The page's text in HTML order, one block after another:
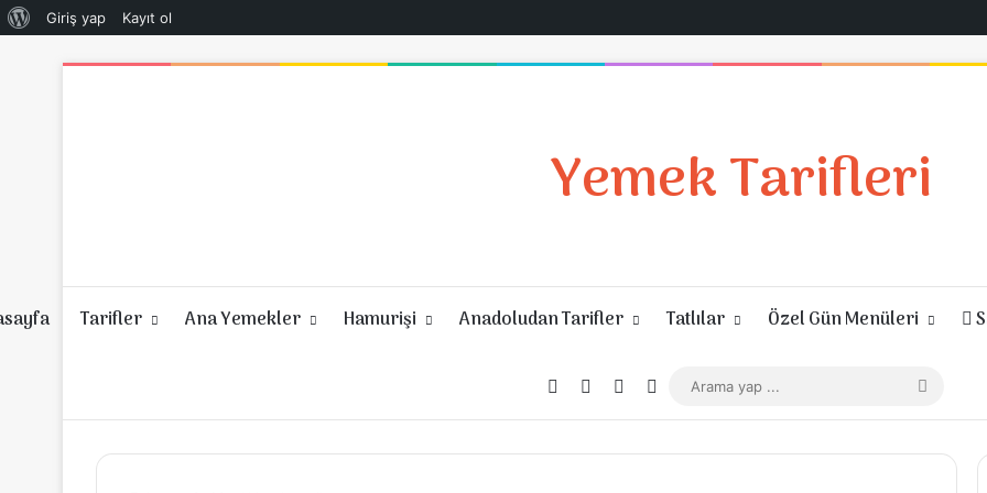
WordPress
Giriş yap Kayıt ol
Yemek Tarifleri
Tarifler Ana Yemekler Hamurişi Anadoludan Tarifler Tatlılar Özel Gün Menüleri
Giriş YapRastgele Makale
Kenar Bölmesi
Dış görünümü değiştir
yap